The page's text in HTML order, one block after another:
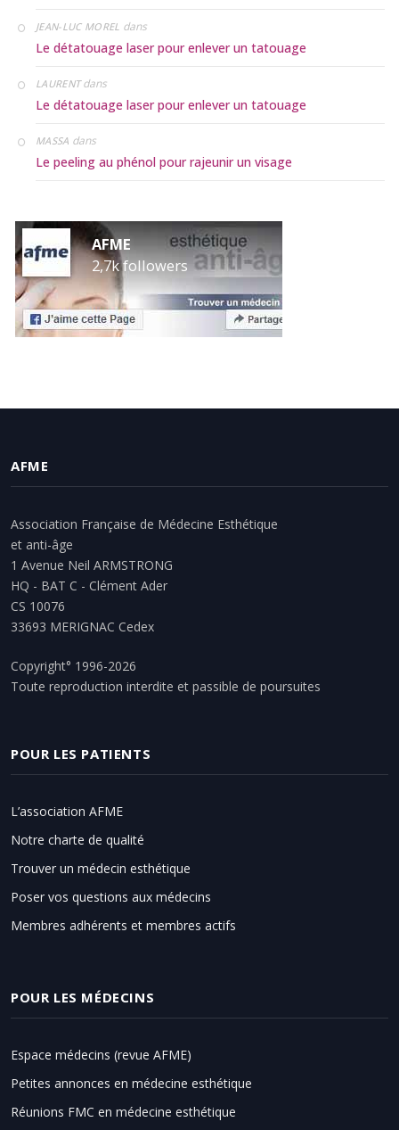
JEAN-LUC MOREL dans
Le détatouage laser pour enlever un tatouage
LAURENTdans
Le détatouage laser pour enlever un tatouage
MASSA dans
Le peeling au phénol pour rajeunir un visage
AFME
2,7k followers
AFME
Association Française de Médecine Esthétique
et anti-âge
1 Avenue Neil ARMSTRONG
HQ - BAT C - Clément Ader
CS 10076
33693 MERIGNAC Cedex
Copyright° 1996-2026
Toute reproduction interdite et passible de poursuites
POUR LES PATIENTS
L’association AFME
Notre charte de qualité
Trouver un médecin esthétique
Poser vos questions aux médecins
Membres adhérents et membres actifs
POUR LES MÉDECINS
Espace médecins (revue AFME)
Petites annonces en médecine esthétique
Réunions FMC en médecine esthétique